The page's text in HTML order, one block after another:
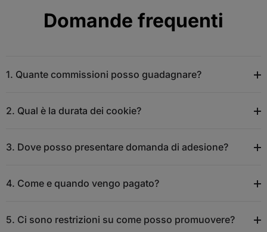
Domande frequenti
1. Quante commissioni posso guadagnare?
2. Qual è la durata dei cookie?
3. Dove posso presentare domanda di adesione?
4. Come e quando vengo pagato?
5. Ci sono restrizioni su come posso promuovere?